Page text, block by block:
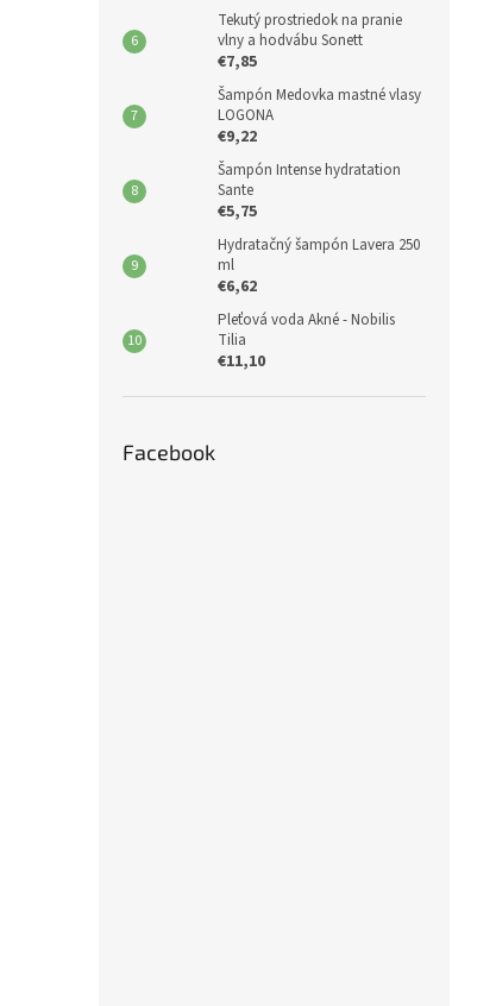
Tekutý prostriedok na pranie
vlny a hodvábu Sonett
€7,85
Šampón Medovka mastné vlasy
LOGONA
€9,22
Šampón Intense hydratation
Sante
€5,75
Hydratačný šampón Lavera 250
ml
€6,62
Pleťová voda Akné - Nobilis
Tilia
€11,10
Facebook